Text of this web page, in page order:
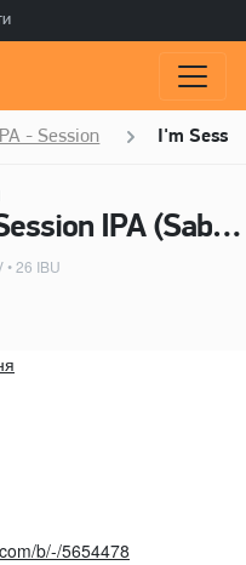
- Session I'm
Пиво I'm Session IPA (SabroCitra) - Чисто пивоварня
• 26 IBU
b/-/5654478